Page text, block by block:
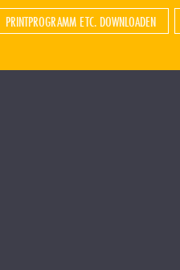
PRINTPROGRAMM ETC. DOWNLOADEN